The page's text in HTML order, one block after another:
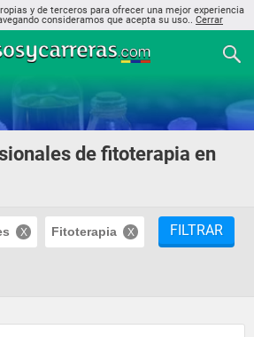
y de terceros para ofrecer una mejor experiencia
consideramos que acepta su uso.. Cerrar
de fitoterapia en
Fitoterapia FILTRAR